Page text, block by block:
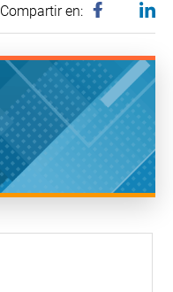
Compartir en: